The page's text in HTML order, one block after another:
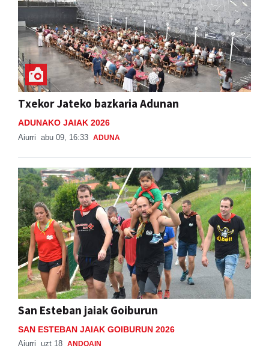
Txekor Jateko bazkaria Adunan
ADUNAKO JAIAK 2026
Aiurri abu 09, 16:33 ADUNA
San Esteban jaiak Goiburun
SAN ESTEBAN JAIAK GOIBURUN 2026
Aiurri uzt 18 ANDOAIN